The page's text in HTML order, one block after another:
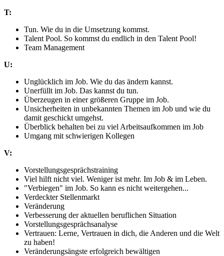
T:
Tun. Wie du in die Umsetzung kommst.
Talent Pool. So kommst du endlich in den Talent Pool!
Team Management
U:
Unglücklich im Job. Wie du das ändern kannst.
Unerfüllt im Job. Das kannst du tun.
Überzeugen in einer größeren Gruppe im Job.
Unsicherheiten in unbekannten Themen im Job und wie du
damit geschickt umgehst.
Überblick behalten bei zu viel Arbeitsaufkommen im Job
Umgang mit schwierigen Kollegen
V:
Vorstellungsgesprächstraining
Viel hilft nicht viel. Weniger ist mehr. Im Job & im Leben.
"Verbiegen" im Job. So kann es nicht weitergehen...
Verdeckter Stellenmarkt
Veränderung
Verbesserung der aktuellen beruflichen Situation
Vorstellungsgesprächsanalyse
Vertrauen: Lerne, Vertrauen in dich, die Anderen und die Welt
zu haben!
Veränderungsängste erfolgreich bewältigen